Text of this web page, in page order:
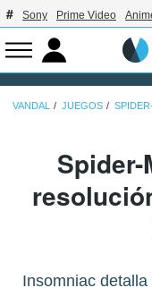
Sony Prime Video
VANDAL JUEGOS
Spider-
Insomniac